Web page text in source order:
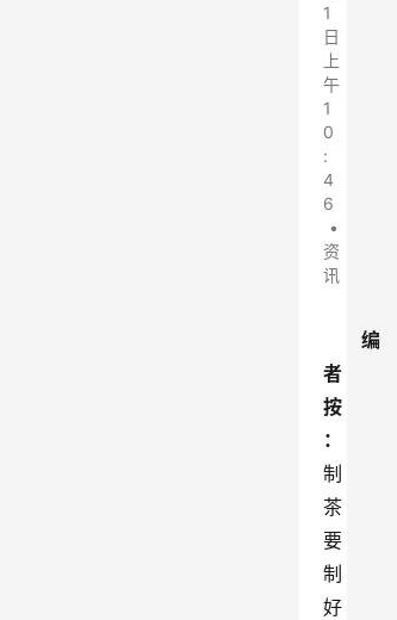
1
日
上
午
1
0
:
4
6
•
资
讯
编
者
按
：
制
茶
要
制
好